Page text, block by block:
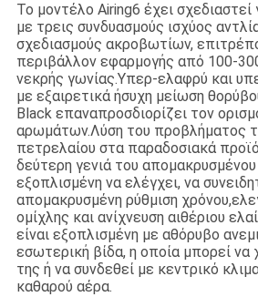
Το μοντέλο Airing6 έχει σχεδιαστεί
με τρεις συνδυασμούς ισχύος
σχεδιασμούς ακροβωτίων,
περιβάλλον εφαρμογής από 100-
νεκρής γωνίας.Υπερ-ελαφρύ και
με εξαιρετικά ήσυχη μείωση
Black επαναπροσδιορίζει τον
αρωμάτων.Λύση του προβλήματος
πετρελαίου στα παραδοσιακά
δεύτερη γενιά του απομακρυσμένου
εξοπλισμένη να ελέγχει, να
απομακρυσμένη ρύθμιση
ομίχλης και ανίχνευση αιθέριου
είναι εξοπλισμένη με αθόρυβο
εσωτερική βίδα, η οποία μπορεί να
της ή να συνδεθεί με κεντρικό
καθαρού αέρα.